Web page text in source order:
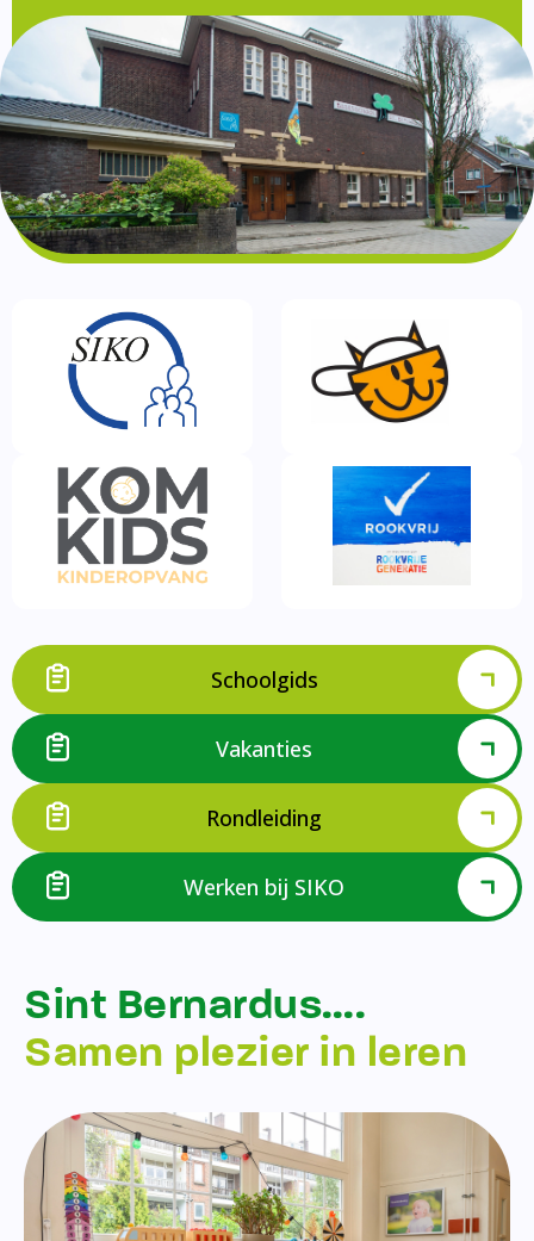
Schoolgids
Gezonde school
Kinderopvang
BSO
Routebeschrijving
Privacy
Schoolgids
Vakanties
Rondleiding
Werken bij SIKO
Sint Bernardus….
Samen plezier in leren